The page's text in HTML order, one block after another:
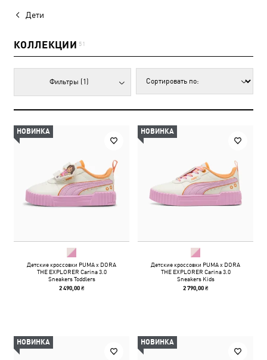
Дети
КОЛЛЕКЦИИ 51
Фильтры (1)
НОВИНКА
Детские кроссовки PUMA x DORA
THE EXPLORER Carina 3.0
Sneakers Toddlers
2 490,00 ₴
НОВИНКА
Детские кроссовки PUMA x DORA
THE EXPLORER Carina 3.0
Sneakers Kids
2 790,00 ₴
НОВИНКА НОВИНКА